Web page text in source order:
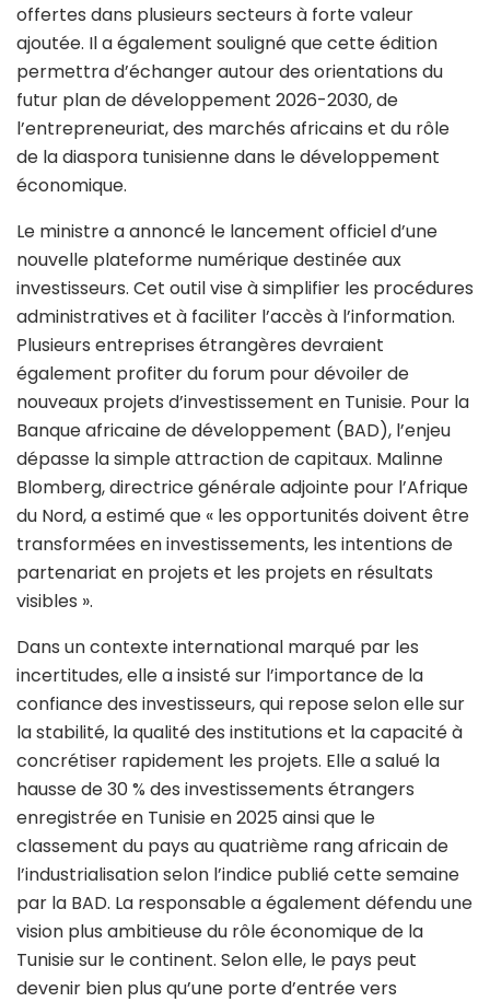
offertes dans plusieurs secteurs à forte valeur
ajoutée. Il a également souligné que cette édition
permettra d’échanger autour des orientations du
futur plan de développement 2026-2030, de
l’entrepreneuriat, des marchés africains et du rôle
de la diaspora tunisienne dans le développement
économique.
Le ministre a annoncé le lancement officiel d’une
nouvelle plateforme numérique destinée aux
investisseurs. Cet outil vise à simplifier les procédures
administratives et à faciliter l’accès à l’information.
Plusieurs entreprises étrangères devraient
également profiter du forum pour dévoiler de
nouveaux projets d’investissement en Tunisie. Pour la
Banque africaine de développement (BAD), l’enjeu
dépasse la simple attraction de capitaux. Malinne
Blomberg, directrice générale adjointe pour l’Afrique
du Nord, a estimé que « les opportunités doivent être
transformées en investissements, les intentions de
partenariat en projets et les projets en résultats
visibles ».
Dans un contexte international marqué par les
incertitudes, elle a insisté sur l’importance de la
confiance des investisseurs, qui repose selon elle sur
la stabilité, la qualité des institutions et la capacité à
concrétiser rapidement les projets. Elle a salué la
hausse de 30 % des investissements étrangers
enregistrée en Tunisie en 2025 ainsi que le
classement du pays au quatrième rang africain de
l’industrialisation selon l’indice publié cette semaine
par la BAD. La responsable a également défendu une
vision plus ambitieuse du rôle économique de la
Tunisie sur le continent. Selon elle, le pays peut
devenir bien plus qu’une porte d’entrée vers